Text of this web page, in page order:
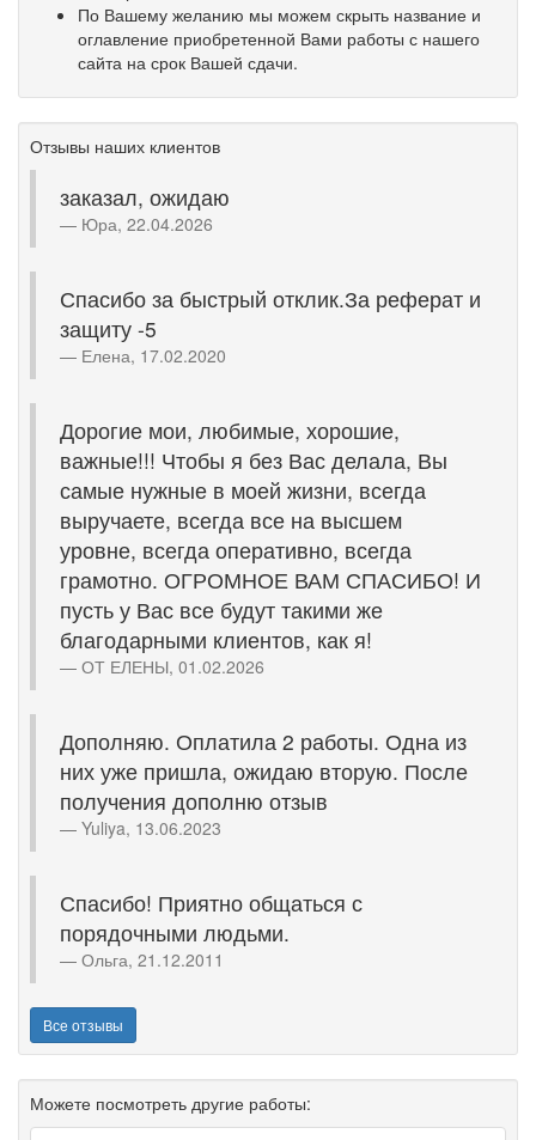
По Вашему желанию мы можем скрыть название и
оглавление приобретенной Вами работы с нашего
сайта на срок Вашей сдачи.
Отзывы наших клиентов
заказал, ожидаю
Юра, 22.04.2026
Спасибо за быстрый отклик.За реферат и
защиту -5
Елена, 17.02.2020
Дорогие мои, любимые, хорошие,
важные!!! Чтобы я без Вас делала, Вы
самые нужные в моей жизни, всегда
выручаете, всегда все на высшем
уровне, всегда оперативно, всегда
грамотно. ОГРОМНОЕ ВАМ СПАСИБО! И
пусть у Вас все будут такими же
благодарными клиентов, как я!
ОТ ЕЛЕНЫ, 01.02.2026
Дополняю. Оплатила 2 работы. Одна из
них уже пришла, ожидаю вторую. После
получения дополню отзыв
Yuliya, 13.06.2023
Спасибо! Приятно общаться с
порядочными людьми.
Ольга, 21.12.2011
Все отзывы
Можете посмотреть другие работы: